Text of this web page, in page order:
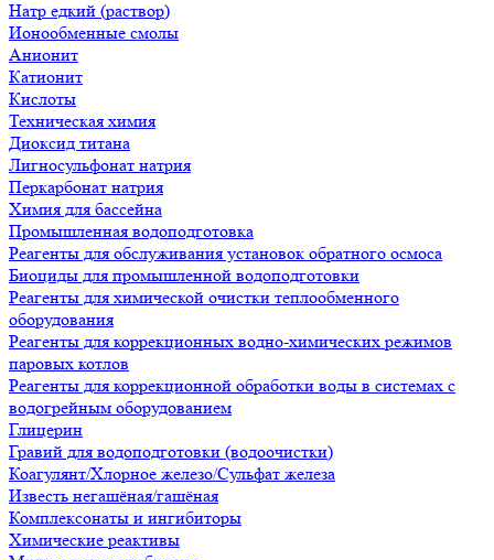
Натр едкий (раствор)
Ионообменные смолы
Анионит
Катионит
Кислоты
Техническая химия
Диоксид титана
Лигносульфонат натрия
Перкарбонат натрия
Химия для бассейна
Промышленная водоподготовка
Реагенты для обслуживания установок обратного осмоса
Биоциды для промышленной водоподготовки
Реагенты для химической очистки теплообменного
оборудования
Реагенты для коррекционных водно-химических режимов
паровых котлов
Реагенты для коррекционной обработки воды в системах с
водогрейным оборудованием
Глицерин
Гравий для водоподготовки (водоочистки)
Коагулянт/Хлорное железо/Сульфат железа
Известь негашёная/гашёная
Комплексонаты и ингибиторы
Химические реактивы